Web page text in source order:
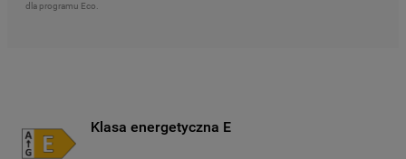
dla programu Eco.
Klasa energetyczna E